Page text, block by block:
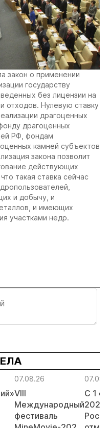
закон о применении
государству
без лицензии на
отходов. Нулевую ставку
драгоценных
драгоценных
РФ, фондам
камней субъектов
закона позволит
действующих
такая ставка сейчас
и добычу, и
и имеющих
участками недр.
07.08.26
VIII
Международный
фестиваль
С 1
2026